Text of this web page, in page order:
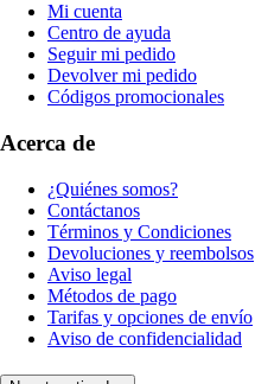
Mi cuenta
Centro de ayuda
Seguir mi pedido
Devolver mi pedido
Códigos promocionales
Acerca de
¿Quiénes somos?
Contáctanos
Términos y Condiciones
Devoluciones y reembolsos
Aviso legal
Métodos de pago
Tarifas y opciones de envío
Aviso de confidencialidad